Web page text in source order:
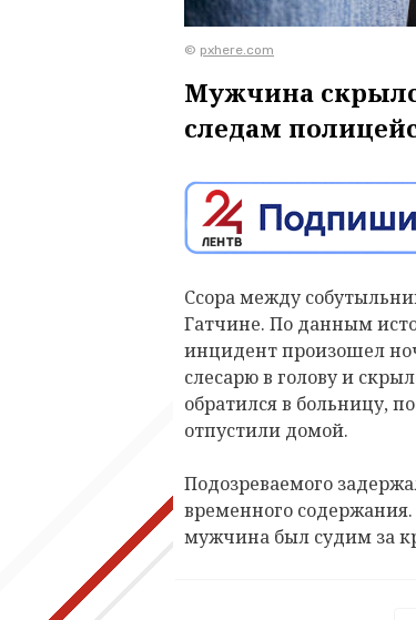
© pxhere.com
Мужчина
следам
Ссора между
Гатчине. По данным
инцидент произошел
слесарю в голову и
обратился в больницу,
отпустили домой.
Подозреваемого
временного содержания.
мужчина был судим за